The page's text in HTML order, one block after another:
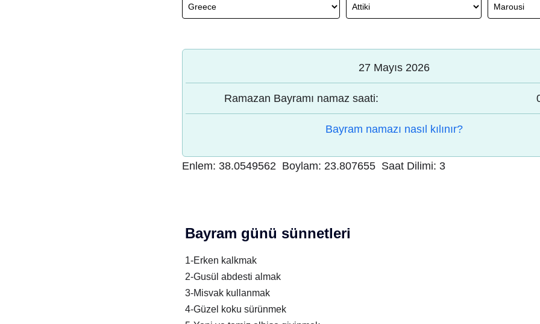
27 Mayıs 2026
Ramazan Bayramı namaz saati:
Bayram namazı nasıl kılınır?
Enlem: 38.0549562 Boylam: 23.807655 Saat Dilimi: 3
Bayram günü sünnetleri
1-Erken kalkmak
2-Gusül abdesti almak
3-Misvak kullanmak
4-Güzel koku sürünmek